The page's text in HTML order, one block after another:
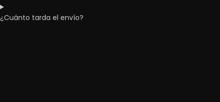
¿Cuánto tarda el envío?